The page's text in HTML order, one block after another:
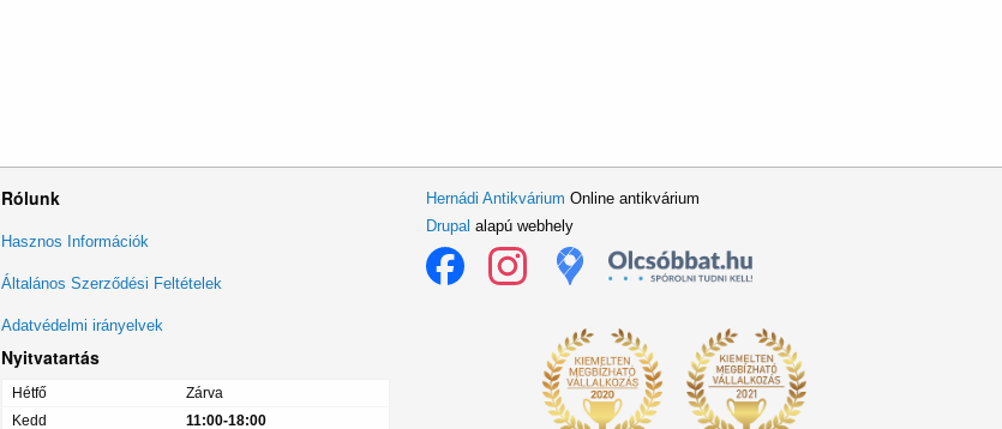
Rólunk
Lábléc
menü
Hasznos Információk
Általános Szerződési Feltételek
Adatvédelmi irányelvek
Nyitvatartás
Hétfő
Zárva
Kedd
11:00-18:00
Hernádi Antikvárium Online antikvárium
Drupal alapú webhely